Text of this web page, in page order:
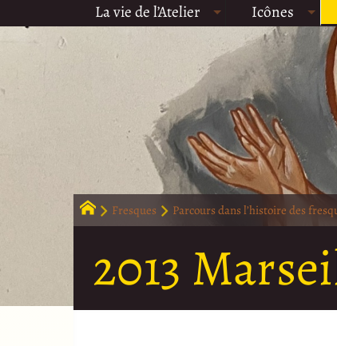
La vie de l’Atelier Icônes
Fresques Parcours dans l’histoire des
2013